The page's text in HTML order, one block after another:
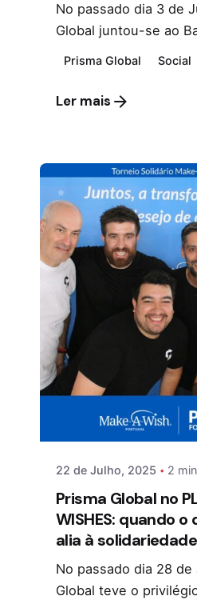
No passado dia 3 de
Global juntou-se ao
Prisma Global Social
Ler mais
22 de Julho, 2025 2
Prisma Global no
WISHES: quando
alia à solidariedade
No passado dia 28 de
Global teve o